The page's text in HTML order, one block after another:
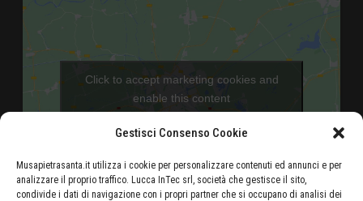
Gestisci Consenso Cookie
Musapietrasanta.it utilizza i cookie per personalizzare contenuti ed annunci e per
analizzare il proprio traffico. Lucca InTec srl, società che gestisce il sito,
condivide i dati di navigazione con i propri partner che si occupano di analisi dei
Click to accept marketing cookies and
enable this content